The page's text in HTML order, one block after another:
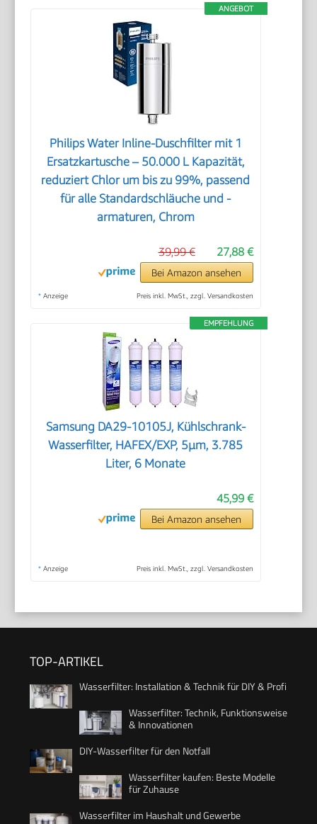
ANGEBOT
Philips Water Inline-Duschfilter mit 1
Ersatzkartusche – 50.000 L Kapazität,
reduziert Chlor um bis zu 99%, passend
für alle Standardschläuche und -
armaturen, Chrom
27,88 €
39,99 €
Bei Amazon ansehen
* Anzeige Preis inkl. MwSt., zzgl. Versandkosten
EMPFEHLUNG
Samsung DA29-10105J, Kühlschrank-
Wasserfilter, HAFEX/EXP, 5µm, 3.785
Liter, 6 Monate
45,99 €
Bei Amazon ansehen
* Anzeige Preis inkl. MwSt., zzgl. Versandkosten
TOP-ARTIKEL
Wasserfilter: Installation & Technik für DIY & Profi
Wasserfilter: Technik, Funktionsweise
& Innovationen
DIY-Wasserfilter für den Notfall
Wasserfilter kaufen: Beste Modelle
für Zuhause
Wasserfilter im Haushalt und Gewerbe